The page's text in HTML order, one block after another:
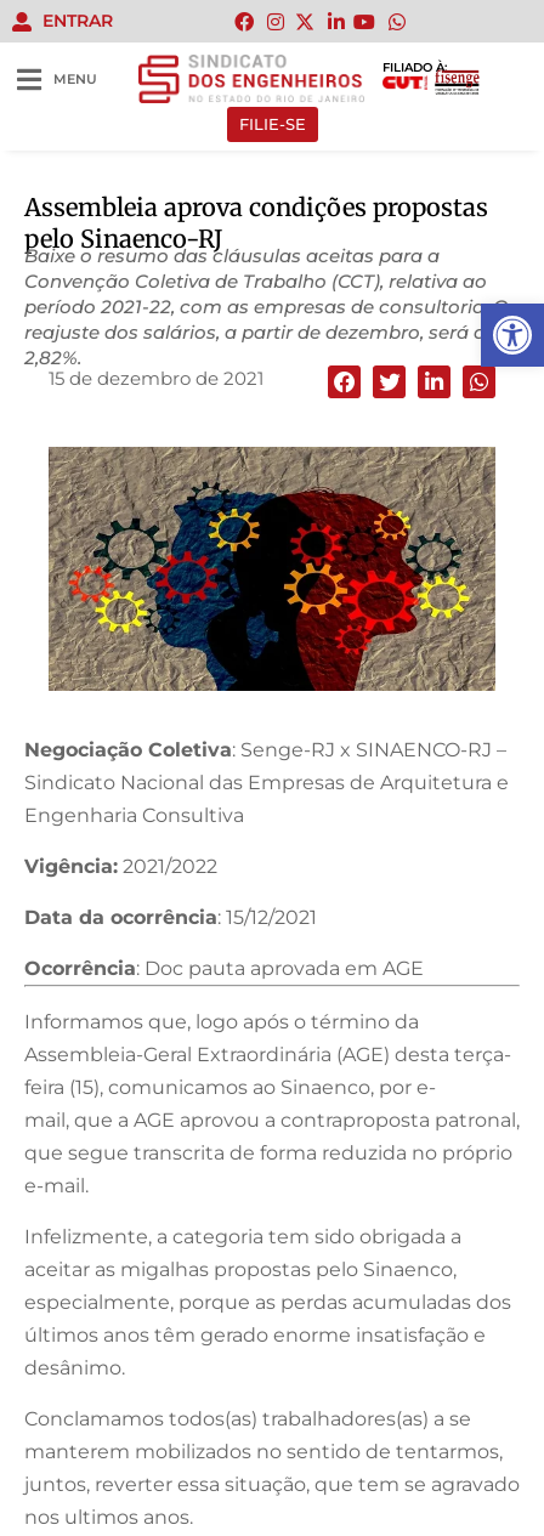
Abrir
ENTRAR
MENU
FILIADO À:
FILIE-SE
Assembleia aprova condições propostas
pelo Sinaenco-RJ
Baixe o resumo das cláusulas aceitas para a
Convenção Coletiva de Trabalho (CCT), relativa ao
período 2021-22, com as empresas de consultoria. O
reajuste dos salários, a partir de dezembro, será de
2,82%.
15 de dezembro de 2021
Negociação Coletiva: Senge-RJ x SINAENCO-RJ –
Sindicato Nacional das Empresas de Arquitetura e
Engenharia Consultiva
Vigência: 2021/2022
Data da ocorrência: 15/12/2021
Ocorrência: Doc pauta aprovada em AGE
Informamos que, logo após o término da
Assembleia-Geral Extraordinária (AGE) desta terça-
feira (15), comunicamos ao Sinaenco, por e-
mail, que a AGE aprovou a contraproposta patronal,
que segue transcrita de forma reduzida no próprio
e-mail.
Infelizmente, a categoria tem sido obrigada a
aceitar as migalhas propostas pelo Sinaenco,
especialmente, porque as perdas acumuladas dos
últimos anos têm gerado enorme insatisfação e
desânimo.
Conclamamos todos(as) trabalhadores(as) a se
manterem mobilizados no sentido de tentarmos,
juntos, reverter essa situação, que tem se agravado
nos ultimos anos.